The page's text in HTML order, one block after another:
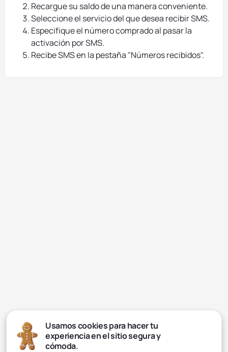
Recargue su saldo de una manera conveniente.
Seleccione el servicio del que desea recibir SMS.
Especifique el número comprado al pasar la
activación por SMS.
Recibe SMS en la pestaña "Números recibidos".
Usamos cookies para hacer tu
experiencia en el sitio segura y
cómoda.